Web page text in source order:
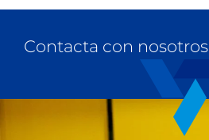
Contacta con nosotros